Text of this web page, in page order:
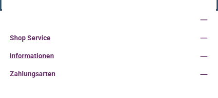
Shop Service
Informationen
Zahlungsarten